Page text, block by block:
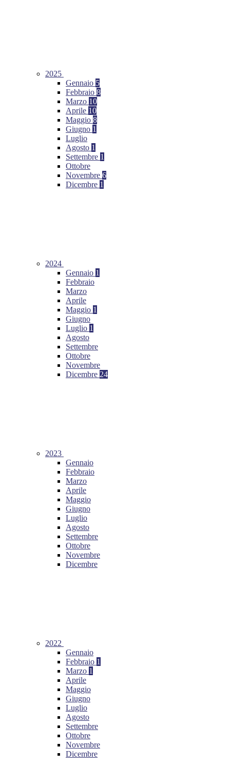
2025
Gennaio 5
Febbraio 8
Marzo 10
Aprile 10
Maggio 8
Giugno 1
Luglio
Agosto 1
Settembre 1
Ottobre
Novembre 6
Dicembre 1
2024
Gennaio 1
Febbraio
Marzo
Aprile
Maggio 1
Giugno
Luglio 1
Agosto
Settembre
Ottobre
Novembre
Dicembre 24
2023
Gennaio
Febbraio
Marzo
Aprile
Maggio
Giugno
Luglio
Agosto
Settembre
Ottobre
Novembre
Dicembre
2022
Gennaio
Febbraio 1
Marzo 1
Aprile
Maggio
Giugno
Luglio
Agosto
Settembre
Ottobre
Novembre
Dicembre